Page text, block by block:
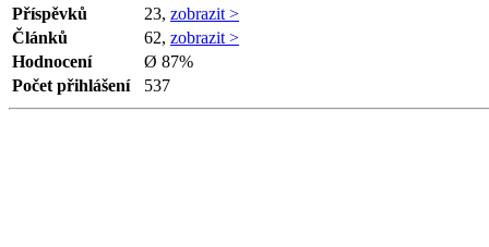
Příspěvků
23, zobrazit >
Článků
62, zobrazit >
Hodnocení
Ø 87%
Počet přihlášení
537